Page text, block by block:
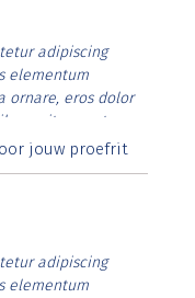
adipiscing
elementum
ornare, eros dolor
vitae erat.
id rutrum lorem
jouw proefrit
adipiscing
elementum